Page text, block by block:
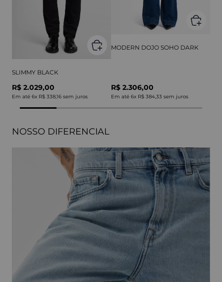
SLIMMY BLACK
R$ 2.029,00
Em até 6x R$ 338,16 sem juros
MODERN DOJO SOHO DARK
R$ 2.306,00
Em até 6x R$ 384,33 sem juros
NOSSO DIFERENCIAL